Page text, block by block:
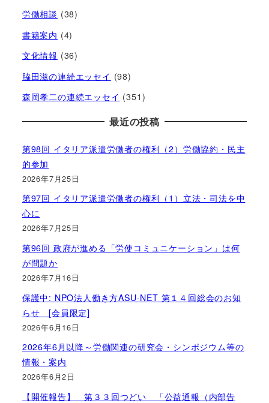
労働相談 (38)
書籍案内 (4)
文化情報 (36)
脇田滋の連続エッセイ (98)
森岡孝二の連続エッセイ (351)
最近の投稿
第98回 イタリア派遣労働者の権利（2）労働協約・民主
的参加
2026年7月25日
第97回 イタリア派遣労働者の権利（1）立法・司法を中
心に
2026年7月25日
第96回 政府が進める「労使コミュニケーション」は何
が問題か
2026年7月16日
保護中: NPO法人働き方ASU-NET 第１４回総会のお知
らせ [会員限定]
2026年6月16日
2026年6月以降～労働関連の研究会・シンポジウム等の
情報・案内
2026年6月2日
【開催報告】 第３３回つどい 「公益通報（内部告